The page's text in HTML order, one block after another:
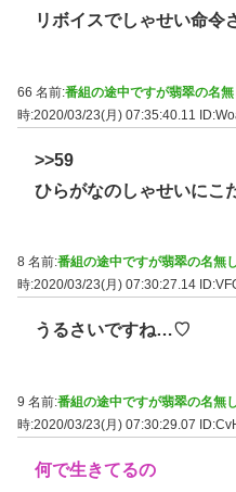
リボイスでしゃせい命令
66 名前:番組の途中ですが翡翠の名
時:2020/03/23(月) 07:35:40.11
>>59
ひらがなのしゃせいにこ
8 名前:番組の途中ですが翡翠の名無
時:2020/03/23(月) 07:30:27.14
うるさいですね…♡
9 名前:番組の途中ですが翡翠の名無
時:2020/03/23(月) 07:30:29.07
何で生きてるの